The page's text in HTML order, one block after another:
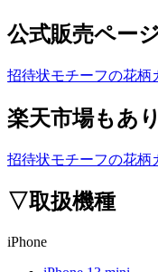
公式販売ペー
招待状モチーフの花柄
楽天市場もあ
招待状モチーフの花柄
▽取扱機種
iPhone